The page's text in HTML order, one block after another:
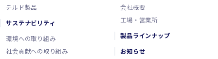
チルド製品
サステナビリティ
環境への取り組み
社会貢献への取り組み
会社概要
工場・営業所
製品ラインナップ
お知らせ